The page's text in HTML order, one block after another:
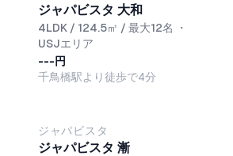
ジャパビスタ 大和
4LDK / 124.5㎡ / 最大12名
・
USJエリア
---円
千鳥橋駅より徒歩で4分
ジャパビスタ
ジャパビスタ 漸